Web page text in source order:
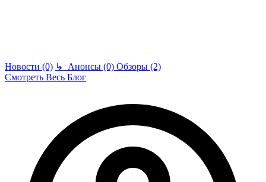
Новости (0) ↳ Анонсы (0) Обзоры (2)
Смотреть Весь Блог